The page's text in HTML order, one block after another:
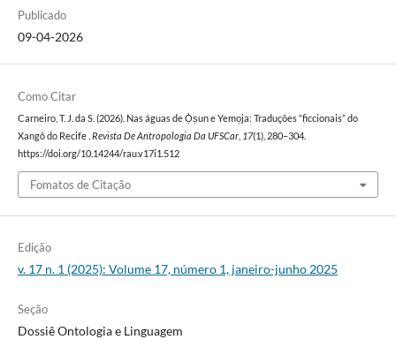
Publicado
09-04-2026
Como Citar
Carneiro, T. J. da S. (2026). Nas águas de Ọ̀ṣun e Yemọja: Traduções “ficcionais” do
Xangô do Recife . Revista De Antropologia Da UFSCar, 17(1), 280–304.
https://doi.org/10.14244/rau.v17i1.512
Fomatos de Citação
Edição
v. 17 n. 1 (2025): Volume 17, número 1, janeiro-junho 2025
Seção
Dossiê Ontologia e Linguagem